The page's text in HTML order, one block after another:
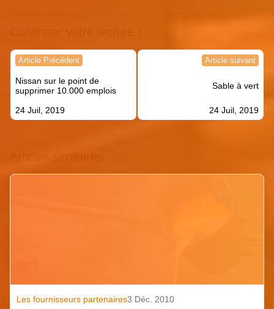
Navigation
l’article
Article Précédent
Nissan sur le point de
supprimer 10.000 emplois
24 Juil, 2019
Article suivant
Sable à vert
24 Juil, 2019
Les fournisseurs partenaires3 Déc. 2010